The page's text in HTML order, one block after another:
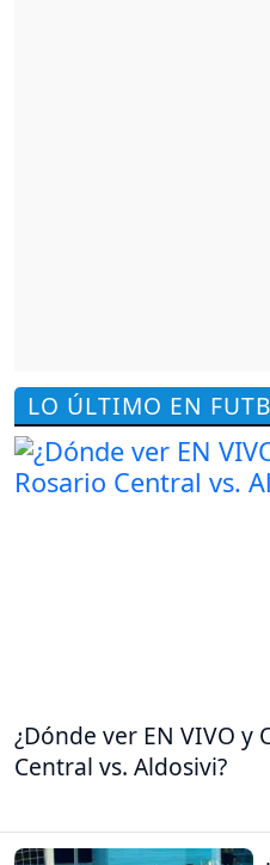
LO ÚLTIMO EN
¿Dónde ver EN VIVO y
Central vs. Aldosivi?